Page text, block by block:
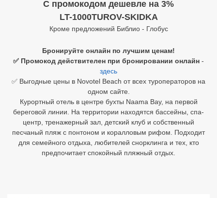
C промокодом дешевле на 3%
LT-1000TUROV-SKIDKA
Кроме предложений Библио - Глобус
Бронируйте онлайн по лучшим ценам!
✅ Промокод действителен при бронировании онлайн -
здесь
✅ Выгодные цены в Novotel Beach от всех туроператоров на
одном сайте.
Курортный отель в центре бухты Naama Bay, на первой
береговой линии. На территории находятся бассейны, спа-
центр, тренажерный зал, детский клуб и собственный
песчаный пляж с понтоном и коралловым рифом. Подходит
для семейного отдыха, любителей снорклинга и тех, кто
предпочитает спокойный пляжный отдых.
Шри Ланка
Бали